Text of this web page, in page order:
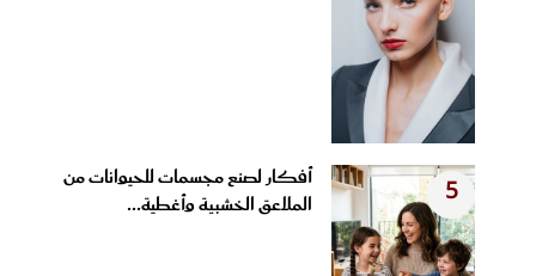
5
أفكار لصنع مجسمات للحيوانات من
الملاعق الخشبية وأغطية...